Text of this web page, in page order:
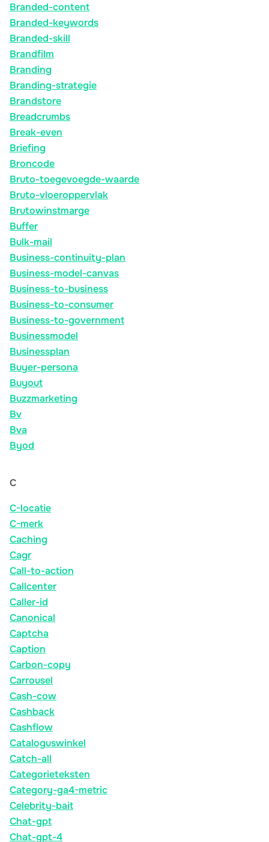
Branded-content
Branded-keywords
Branded-skill
Brandfilm
Branding
Branding-strategie
Brandstore
Breadcrumbs
Break-even
Briefing
Broncode
Bruto-toegevoegde-waarde
Bruto-vloeroppervlak
Brutowinstmarge
Buffer
Bulk-mail
Business-continuity-plan
Business-model-canvas
Business-to-business
Business-to-consumer
Business-to-government
Businessmodel
Businessplan
Buyer-persona
Buyout
Buzzmarketing
Bv
Bva
Byod
C
C-locatie
C-merk
Caching
Cagr
Call-to-action
Callcenter
Caller-id
Canonical
Captcha
Caption
Carbon-copy
Carrousel
Cash-cow
Cashback
Cashflow
Cataloguswinkel
Catch-all
Categorieteksten
Category-ga4-metric
Celebrity-bait
Chat-gpt
Chat-gpt-4